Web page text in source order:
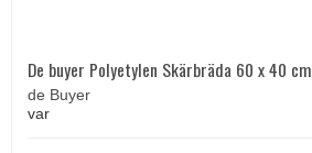
De buyer Polyetylen Skärbräda 60 x 40 cm
de Buyer
var